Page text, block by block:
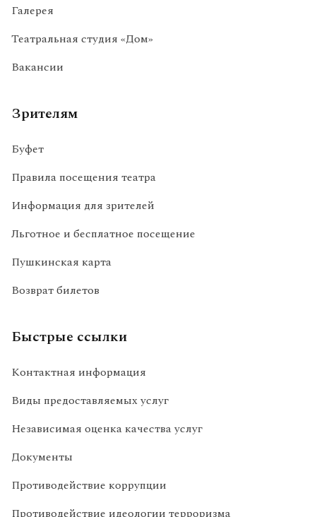
Галерея
Театральная студия «Дом»
Вакансии
Зрителям
Буфет
Правила посещения театра
Информация для зрителей
Льготное и бесплатное посещение
Пушкинская карта
Возврат билетов
Быстрые ссылки
Контактная информация
Виды предоставляемых услуг
Независимая оценка качества услуг
Документы
Противодействие коррупции